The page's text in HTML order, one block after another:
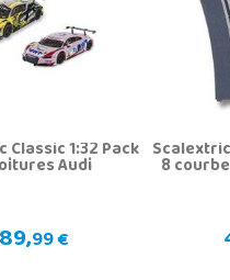
1:32 Pack
Audi
89,99 €
8